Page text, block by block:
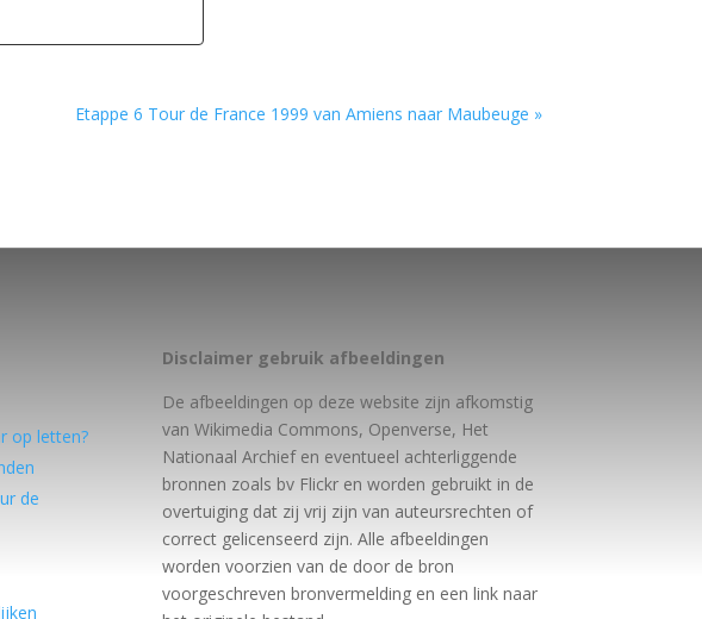
Etappe 6 Tour de France 1999 van Amiens naar Maubeuge »
op letten?
de
Disclaimer gebruik afbeeldingen
De afbeeldingen op deze website zijn afkomstig
van Wikimedia Commons, Openverse, Het
Nationaal Archief en eventueel achterliggende
bronnen zoals bv Flickr en worden gebruikt in de
overtuiging dat zij vrij zijn van auteursrechten of
correct gelicenseerd zijn. Alle afbeeldingen
worden voorzien van de door de bron
voorgeschreven bronvermelding en een link naar